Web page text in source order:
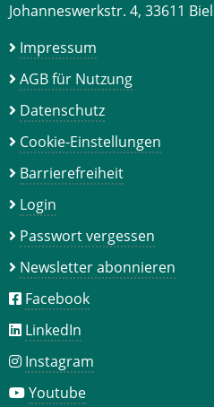
Johanneswerkstr. 4, 33611
Impressum
AGB für Nutzung
Datenschutz
Cookie-Einstellungen
Barrierefreiheit
Login
Passwort vergessen
Newsletter abonnieren
Facebook
LinkedIn
Instagram
Youtube